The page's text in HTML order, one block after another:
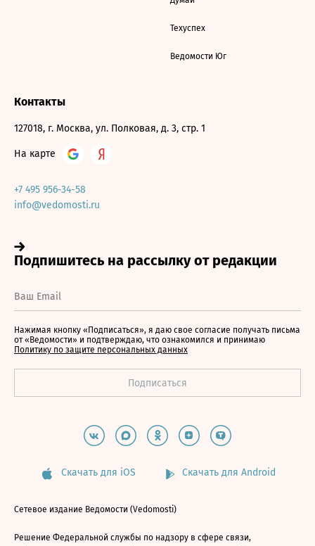
Техуспех
Ведомости Юг
Контакты
127018, г. Москва, ул. Полковая, д. 3, стр. 1
На карте
+7 495 956-34-58
info@vedomosti.ru
Нажимая кнопку «Подписаться», я даю свое согласие получать письма
от «Ведомости» и подтверждаю, что ознакомился и принимаю
Политику по защите персональных данных
Скачать для iOS Скачать для Android
Сетевое издание Ведомости (Vedomosti)
Решение Федеральной службы по надзору в сфере связи,